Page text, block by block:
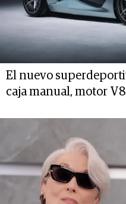
El nuevo
caja manual, motor